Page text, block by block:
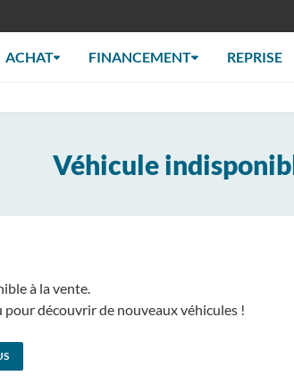
ACHAT FINANCEMENT REPRISE
Véhicule
à la vente.
découvrir de nouveaux véhicules !